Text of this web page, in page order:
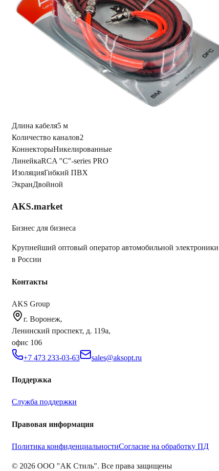
Вес 0.288 kg
Читать полностью
Характеристики
2/6/6/6/
Длина кабеля5 м
Количество каналов2
КоннекторыНикелированные
ЛинейкаRCA "C"-series PRO
ИзоляцияГибкий ПВХ
ЭкранДвойной
AKS.market
Бизнес для бизнеса
Крупнейший оптовый оператор автомобильной электроники
в России
Контакты
AKS Group
г. Воронеж,
Ленинский проспект, д. 119а,
офис 106
+7 473 233-03-63
sales@aksopt.ru
Поддержка
Служба поддержки
Правовая информация
Политика конфиденциальностиСогласие на обработку ПД
© 2026 ООО "АК Стиль". Все права защищены